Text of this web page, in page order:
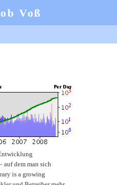
Voß
auf dem man sich
is a growing